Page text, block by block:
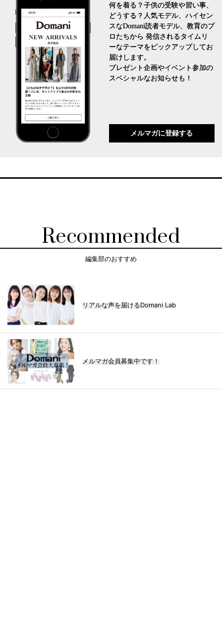
何を着る？子供の受験や習い事、
どうする？人気モデル、ハイセン
スなDomani読者モデル、教育のプ
ロたちから 発信されるタイムリ
ーなテーマをピックアップしてお
届けします。
プレゼント企画やイベント参加の
スペシャルなお知らせも！
メルマガに登録する
Recommended
編集部のおすすめ
リアルな声を届けるDomani Lab
メルマガ会員募集中です！